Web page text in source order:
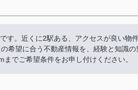
す。近くに2駅ある、アクセスが良い物
希望に合う不動産情報を、経験と知識の
でご希望条件をお申し付けください。